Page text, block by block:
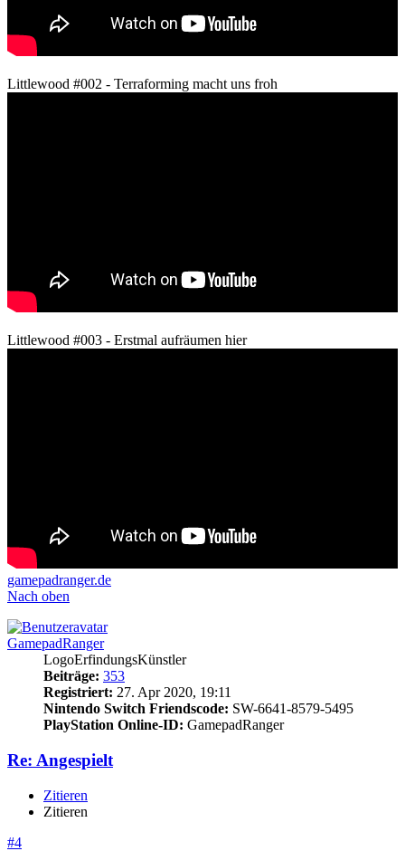
Littlewood #002 - Terraforming macht uns froh
Littlewood #003 - Erstmal aufräumen hier
gamepadranger.de
Nach oben
GamepadRanger
LogoErfindungsKünstler
Beiträge: 353
Registriert: 27. Apr 2020, 19:11
Nintendo Switch Friendscode: SW-6641-8579-5495
PlayStation Online-ID: GamepadRanger
Re: Angespielt
Zitieren
Zitieren
#4